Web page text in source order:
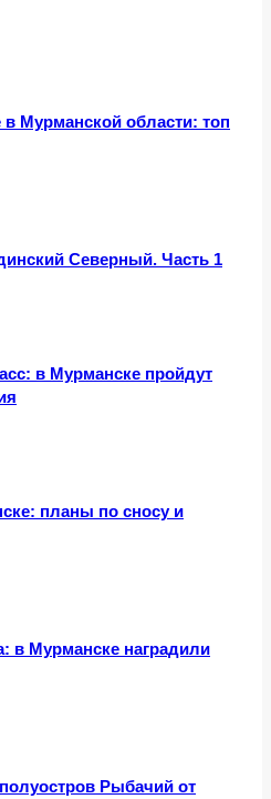
Мурманской области: топ
Северный. Часть 1
в Мурманске пройдут
планы по сносу и
в Мурманске наградили
Рыбачий от